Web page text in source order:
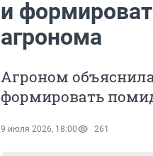
и
агронома
Агроном
формировать
9 июля 2026, 18:00 261